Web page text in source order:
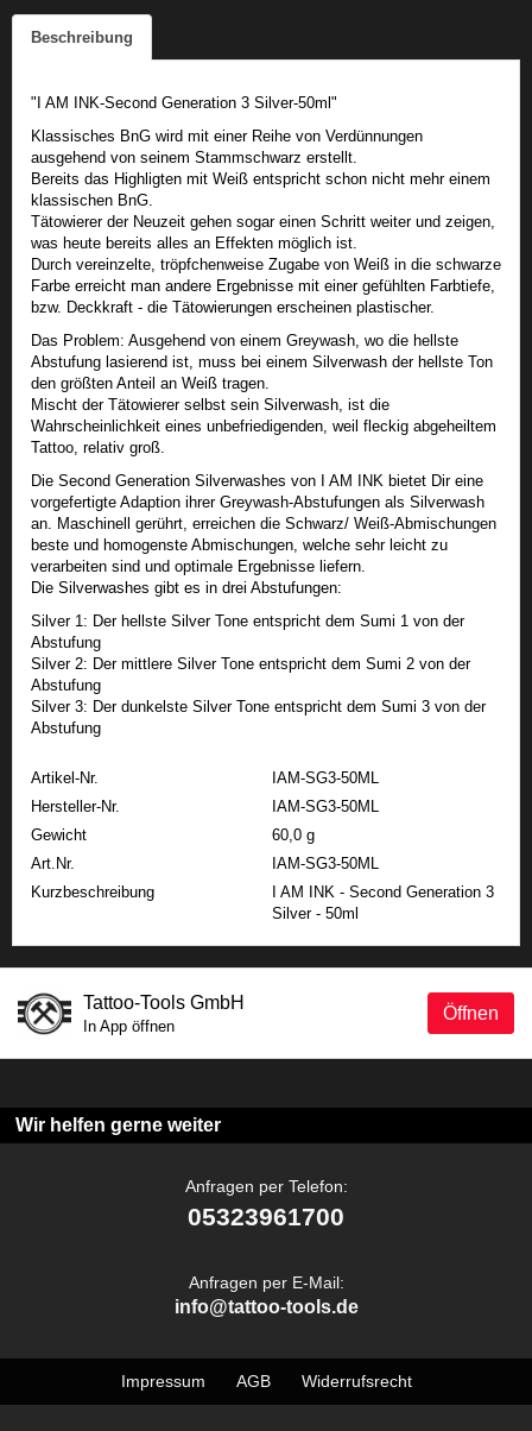
Beschreibung
"I AM INK-Second Generation 3 Silver-50ml"
Klassisches BnG wird mit einer Reihe von Verdünnungen
ausgehend von seinem Stammschwarz erstellt.
Bereits das Highligten mit Weiß entspricht schon nicht mehr einem
klassischen BnG.
Tätowierer der Neuzeit gehen sogar einen Schritt weiter und zeigen,
was heute bereits alles an Effekten möglich ist.
Durch vereinzelte, tröpfchenweise Zugabe von Weiß in die schwarze
Farbe erreicht man andere Ergebnisse mit einer gefühlten Farbtiefe,
bzw. Deckkraft - die Tätowierungen erscheinen plastischer.
Das Problem: Ausgehend von einem Greywash, wo die hellste
Abstufung lasierend ist, muss bei einem Silverwash der hellste Ton
den größten Anteil an Weiß tragen.
Mischt der Tätowierer selbst sein Silverwash, ist die
Wahrscheinlichkeit eines unbefriedigenden, weil fleckig abgeheiltem
Tattoo, relativ groß.
Die Second Generation Silverwashes von I AM INK bietet Dir eine
vorgefertigte Adaption ihrer Greywash-Abstufungen als Silverwash
an. Maschinell gerührt, erreichen die Schwarz/ Weiß-Abmischungen
beste und homogenste Abmischungen, welche sehr leicht zu
verarbeiten sind und optimale Ergebnisse liefern.
Die Silverwashes gibt es in drei Abstufungen:
Silver 1: Der hellste Silver Tone entspricht dem Sumi 1 von der
Abstufung
Silver 2: Der mittlere Silver Tone entspricht dem Sumi 2 von der
Abstufung
Silver 3: Der dunkelste Silver Tone entspricht dem Sumi 3 von der
Abstufung
Artikel-Nr.
IAM-SG3-50ML
Hersteller-Nr.
IAM-SG3-50ML
Gewicht
60,0 g
Art.Nr.
IAM-SG3-50ML
Kurzbeschreibung
I AM INK - Second Generation 3
Silver - 50ml
Öffnen
Tattoo-Tools GmbH
In App öffnen
Wir helfen gerne weiter
Anfragen per Telefon:
05323961700
Anfragen per E-Mail:
info@tattoo-tools.de
Impressum AGB Widerrufsrecht